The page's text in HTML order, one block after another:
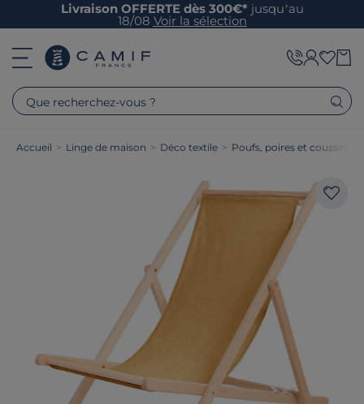
Livraison OFFERTE dès 300€* jusqu’au
18/08 Voir la sélection
Que recherchez-vous ?
Accueil > Linge de maison > Déco textile > Poufs, poires et coussins